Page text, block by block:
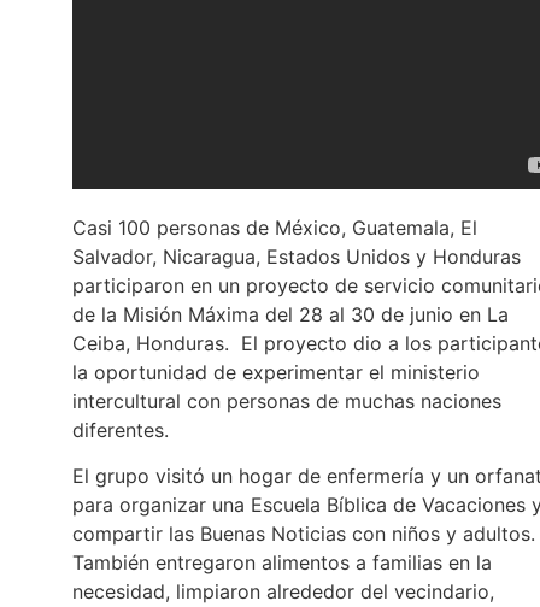
Casi 100 personas de México, Guatemala, El
Salvador, Nicaragua, Estados Unidos y Honduras
participaron en un proyecto de servicio
de la Misión Máxima del 28 al 30 de junio en La
Ceiba, Honduras. El proyecto dio a los
la oportunidad de experimentar el ministerio
intercultural con personas de muchas naciones
diferentes.
El grupo visitó un hogar de enfermería y un
para organizar una Escuela Bíblica de Vacaciones
compartir las Buenas Noticias con niños y adultos.
También entregaron alimentos a familias en la
necesidad, limpiaron alrededor del vecindario,